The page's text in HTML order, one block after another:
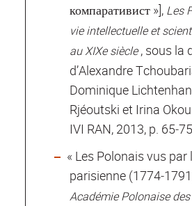
компаративист »], Les
vie intellectuelle et
au XIXe siècle, sous la
d’Alexandre
Dominique
Rjéoutski et Irina
IVI RAN, 2013, p.
« Les Polonais vus par
parisienne
Académie Polonaise des